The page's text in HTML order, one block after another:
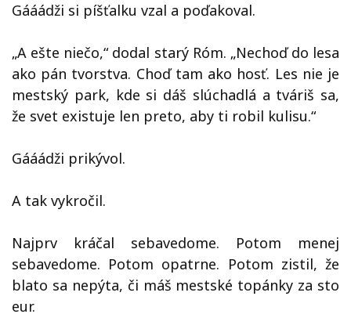
Gááádži si píšťalku vzal a poďakoval.
„A ešte niečo,“ dodal starý Róm. „Nechoď do lesa
ako pán tvorstva. Choď tam ako hosť. Les nie je
mestský park, kde si dáš slúchadlá a tváriš sa,
že svet existuje len preto, aby ti robil kulisu.“
Gááádži prikývol.
A tak vykročil.
Najprv kráčal sebavedome. Potom menej
sebavedome. Potom opatrne. Potom zistil, že
blato sa nepýta, či máš mestské topánky za sto
eur.